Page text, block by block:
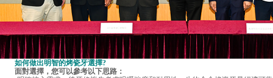
如何做出明智的烤瓷牙選擇?
面對選擇，您可以參考以下思路：